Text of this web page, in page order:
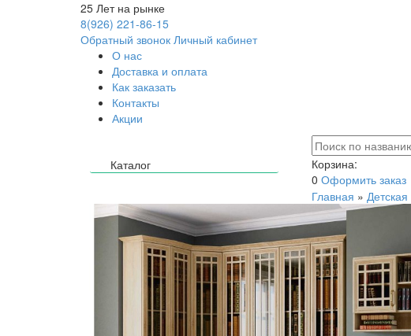
25 Лет на рынке
8(926) 221-86-15
Обратный звонок Личный кабинет
О нас
Доставка и оплата
Как заказать
Контакты
Акции
Каталог
Корзина:
0 Оформить заказ
Главная » Детская